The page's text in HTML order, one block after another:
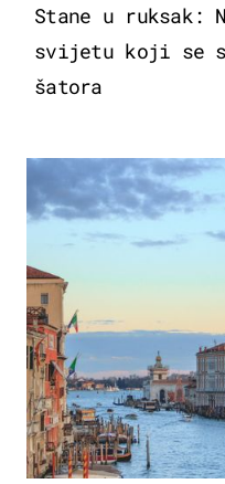
Stane u ruksak:
svijetu koji se
šatora